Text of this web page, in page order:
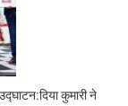
कुमारी ने